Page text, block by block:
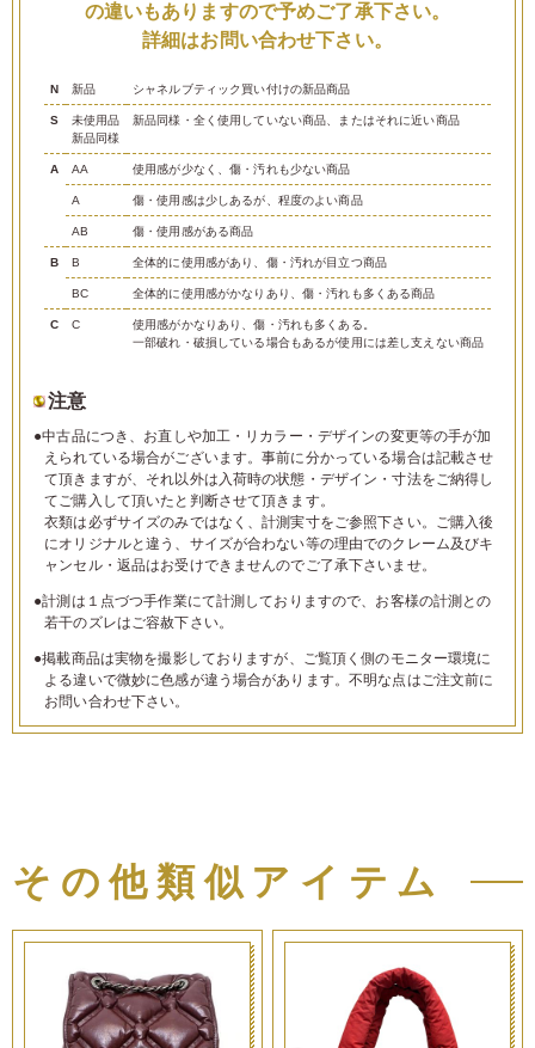
の違いもありますので予めご了承下さい。
詳細はお問い合わせ下さい。
N 新品 シャネルブティック買い付けの新品商品
S
未使用品
新品同様
新品同様・全く使用していない商品、またはそれに近い商品
A AA 使用感が少なく、傷・汚れも少ない商品
A 傷・使用感は少しあるが、程度のよい商品
AB 傷・使用感がある商品
B B 全体的に使用感があり、傷・汚れが目立つ商品
BC 全体的に使用感がかなりあり、傷・汚れも多くある商品
C C
使用感がかなりあり、傷・汚れも多くある。
一部破れ・破損している場合もあるが使用には差し支えない商品
注意
●中古品につき、お直しや加工・リカラー・デザインの変更等の手が加
えられている場合がございます。事前に分かっている場合は記載させ
て頂きますが、それ以外は入荷時の状態・デザイン・寸法をご納得し
てご購入して頂いたと判断させて頂きます。
衣類は必ずサイズのみではなく、計測実寸をご参照下さい。ご購入後
にオリジナルと違う、サイズが合わない等の理由でのクレーム及びキ
ャンセル・返品はお受けできませんのでご了承下さいませ。
●計測は１点づつ手作業にて計測しておりますので、お客様の計測との
若干のズレはご容赦下さい。
●掲載商品は実物を撮影しておりますが、ご覧頂く側のモニター環境に
よる違いで微妙に色感が違う場合があります。不明な点はご注文前に
お問い合わせ下さい。
その他類似アイテム